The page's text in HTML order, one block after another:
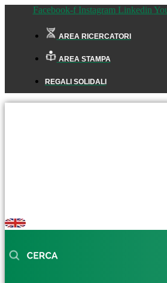
Facebook-f Instagram Linkedin
AREA RICERCATORI
AREA STAMPA
REGALI SOLIDALI